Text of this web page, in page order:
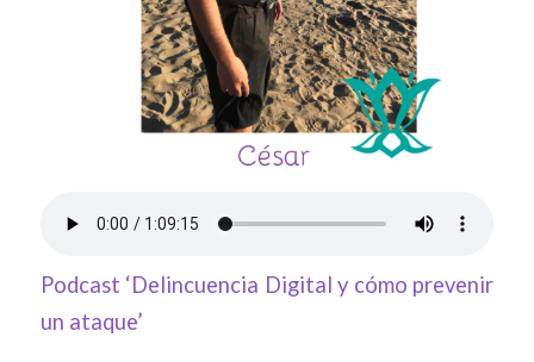
Podcast ‘Delincuencia Digital y cómo prevenir
un ataque’